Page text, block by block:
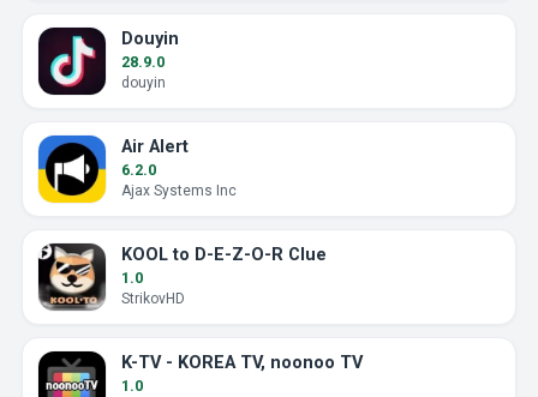
Douyin
28.9.0
douyin
Air Alert
6.2.0
Ajax Systems Inc
KOOL to D-E-Z-O-R Clue
1.0
StrikovHD
K-TV - KOREA TV, noonoo TV
1.0